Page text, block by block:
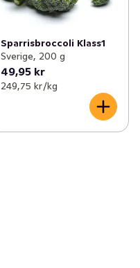
Sparrisbroccoli Klass1
Sverige, 200 g
49,95 kr
249,75 kr /kg